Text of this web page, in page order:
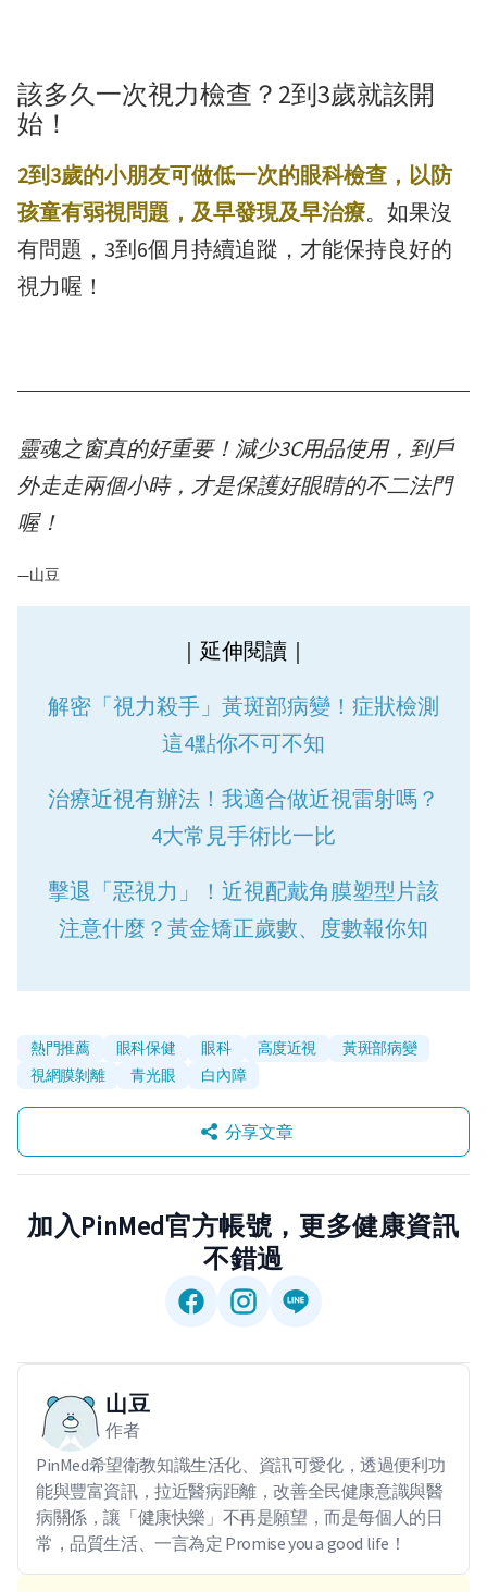
該多久一次視力檢查？2到3歲就該開
始！
2到3歲的小朋友可做低一次的眼科檢查，以防
孩童有弱視問題，及早發現及早治療。如果沒
有問題，3到6個月持續追蹤，才能保持良好的
視力喔！
靈魂之窗真的好重要！減少3C用品使用，到戶
外走走兩個小時，才是保護好眼睛的不二法門
喔！
—山豆
｜延伸閱讀｜
解密「視力殺手」黃斑部病變！症狀檢測
這4點你不可不知
治療近視有辦法！我適合做近視雷射嗎？
4大常見手術比一比
擊退「惡視力」！近視配戴角膜塑型片該
注意什麼？黃金矯正歲數、度數報你知
熱門推薦 眼科保健 眼科 高度近視
黃斑部病變
視網膜剝離
青光眼 白內障
分享文章
加入PinMed官方帳號，更多健康資訊
不錯過
山豆
作者
PinMed希望衛教知識生活化、資訊可愛化，透過便利功
能與豐富資訊，拉近醫病距離，改善全民健康意識與醫
病關係，讓「健康快樂」不再是願望，而是每個人的日
常，品質生活、一言為定 Promise you a good life！